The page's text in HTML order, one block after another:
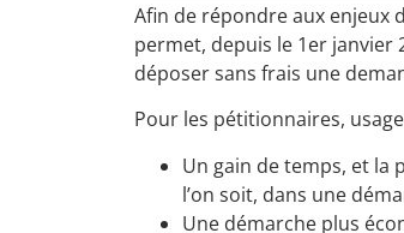
Afin de répondre aux enjeux
permet, depuis le 1er
déposer sans frais une
Pour les pétitionnaires,
Un gain de temps, et la
l’on soit, dans une
Une démarche plus